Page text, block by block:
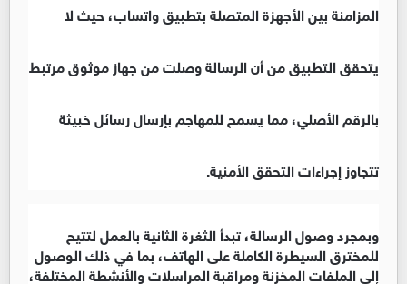
المزامنة بين الأجهزة المتصلة بتطبيق واتساب، حيث لا
يتحقق التطبيق من أن الرسالة وصلت من جهاز موثوق مرتبط
بالرقم الأصلي، مما يسمح للمهاجم بإرسال رسائل خبيثة
تتجاوز إجراءات التحقق الأمنية.
وبمجرد وصول الرسالة، تبدأ الثغرة الثانية بالعمل لتتيح
للمخترق السيطرة الكاملة على الهاتف، بما في ذلك الوصول
إلى الملفات المخزنة ومراقبة المراسلات والأنشطة المختلفة،